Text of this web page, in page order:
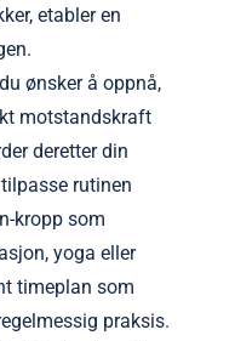
etabler en
ønsker å oppnå,
motstandskraft
deretter din
rutinen
kropp som
yoga eller
timeplan som
praksis.